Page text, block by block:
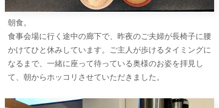
朝食。
食事会場に行く途中の廊下で、昨夜のご夫婦が長椅子に腰
かけてひと休みしています。ご主人が歩けるタイミングに
なるまで、一緒に座って待っている奥様のお姿を拝見し
て、朝からホッコリさせていただきました。